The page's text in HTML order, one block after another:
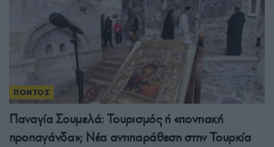
ΠΟΝΤΟΣ
Παναγία Σουμελά: Τουρισμός ή «ποντιακή
προπαγάνδα»; Νέα αντιπαράθεση στην Τουρκία